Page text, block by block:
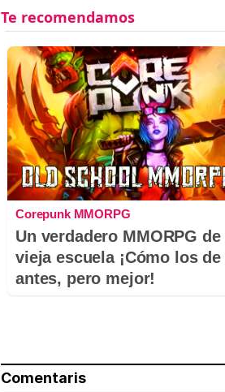
Corepunk MMORPG
Un verdadero MMORPG de
vieja escuela ¡Cómo los de
antes, pero mejor!
Comentaris